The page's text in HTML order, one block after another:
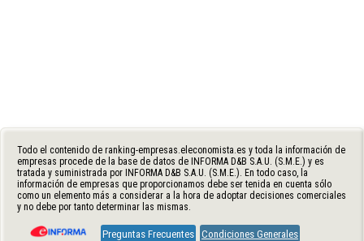
Todo el contenido de ranking-empresas.eleconomista.es y toda la información de
empresas procede de la base de datos de INFORMA D&B S.A.U. (S.M.E.) y es
tratada y suministrada por INFORMA D&B S.A.U. (S.M.E.). En todo caso, la
información de empresas que proporcionamos debe ser tenida en cuenta sólo
como un elemento más a considerar a la hora de adoptar decisiones comerciales
y no debe por tanto determinar las mismas.
Preguntas Frecuentes Condiciones Generales